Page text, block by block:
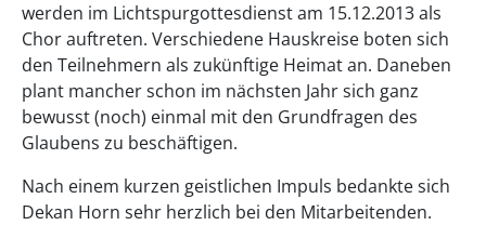
werden im Lichtspurgottesdienst am 15.12.2013 als
Chor auftreten. Verschiedene Hauskreise boten sich
den Teilnehmern als zukünftige Heimat an. Daneben
plant mancher schon im nächsten Jahr sich ganz
bewusst (noch) einmal mit den Grundfragen des
Glaubens zu beschäftigen.
Nach einem kurzen geistlichen Impuls bedankte sich
Dekan Horn sehr herzlich bei den Mitarbeitenden.